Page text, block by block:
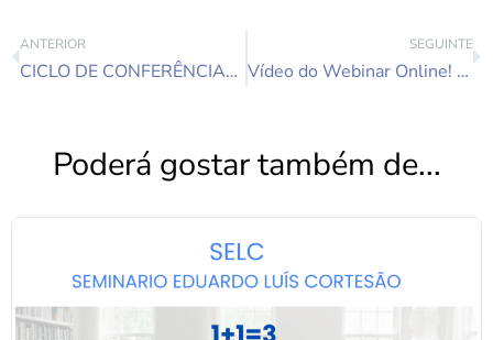
ANTERIOR
CICLO DE CONFERÊNCIAS ONLINE DA SPGPAG 25 de JUNHO 21.30h
SEGUINTE
Vídeo do Webinar Online! Mudanças de Paradigmas na Clínica e no Ensino das Psicoterapias
Poderá gostar também de...